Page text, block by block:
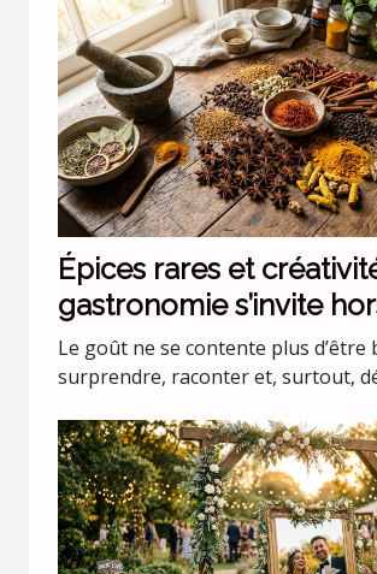
Épices rares et
gastronomie s’invite
codes
Le goût ne se contente plus d’être
surprendre, raconter et, surtout,